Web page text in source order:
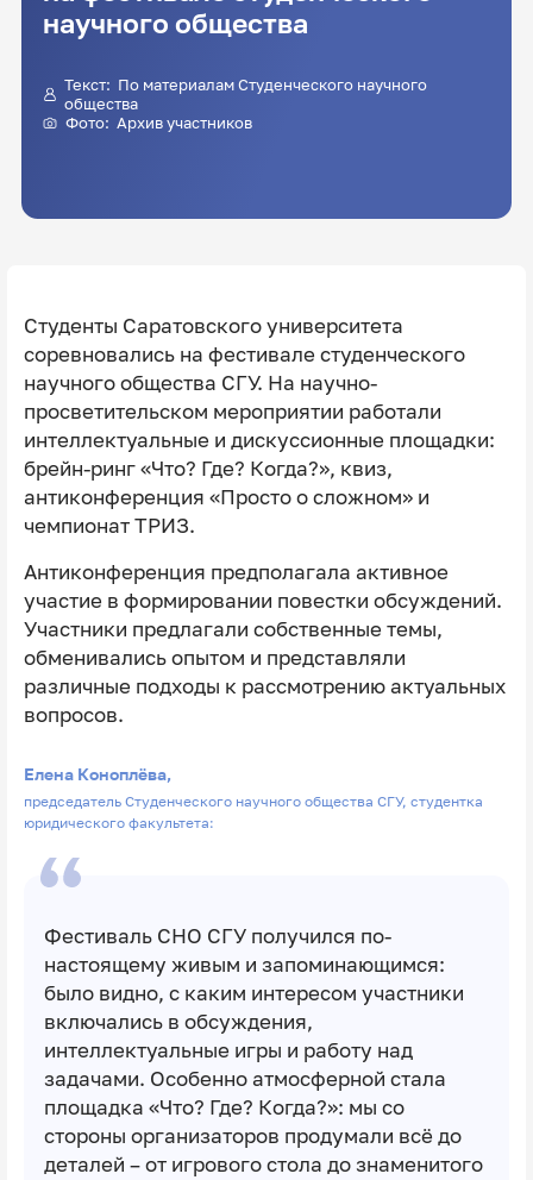
научного общества
Текст: По материалам Студенческого научного
общества
Фото: Архив участников
Студенты Саратовского университета
соревновались на фестивале студенческого
научного общества СГУ. На научно-
просветительском мероприятии работали
интеллектуальные и дискуссионные площадки:
брейн-ринг «Что? Где? Когда?», квиз,
антиконференция «Просто о сложном» и
чемпионат ТРИЗ.
Антиконференция предполагала активное
участие в формировании повестки обсуждений.
Участники предлагали собственные темы,
обменивались опытом и представляли
различные подходы к рассмотрению актуальных
вопросов.
Елена Коноплёва,
председатель Студенческого научного общества СГУ, студентка
юридического факультета:
Фестиваль СНО СГУ получился по-
настоящему живым и запоминающимся:
было видно, с каким интересом участники
включались в обсуждения,
интеллектуальные игры и работу над
задачами. Особенно атмосферной стала
площадка «Что? Где? Когда?»: мы со
стороны организаторов продумали всё до
деталей – от игрового стола до знаменитого